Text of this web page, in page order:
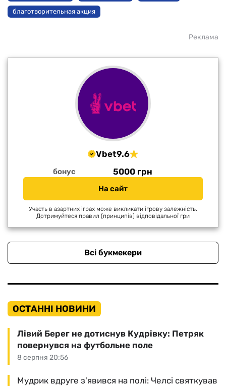
благотворительная акция
Реклама
Vbet9.6
бонус 5000 грн
На сайт
Участь в азартних іграх може викликати ігрову залежність.
Дотримуйтеся правил (принципів) відповідальної гри
Всі букмекери
ОСТАННІ НОВИНИ
8 серпня 20:56
Лівий Берег не дотиснув Кудрівку: Петряк
повернувся на футбольне поле
Мудрик вдруге з'явився на полі: Челсі святкував